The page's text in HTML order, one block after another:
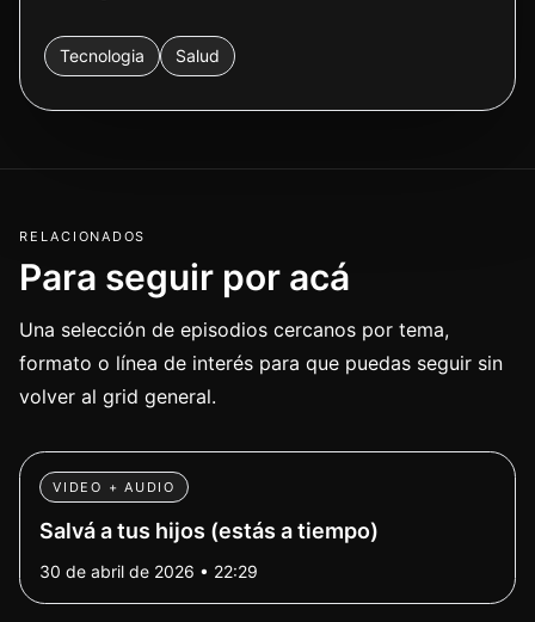
Tecnologia Salud
RELACIONADOS
Para seguir por acá
Una selección de episodios cercanos por tema,
formato o línea de interés para que puedas seguir sin
volver al grid general.
VIDEO + AUDIO
Salvá a tus hijos (estás a tiempo)
30 de abril de 2026 • 22:29